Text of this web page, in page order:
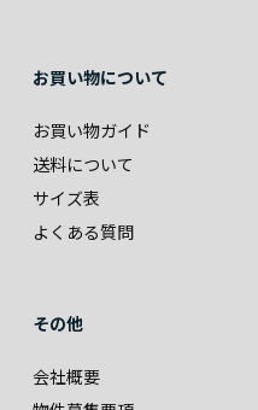
お買い物について
お買い物ガイド
送料について
サイズ表
よくある質問
その他
会社概要